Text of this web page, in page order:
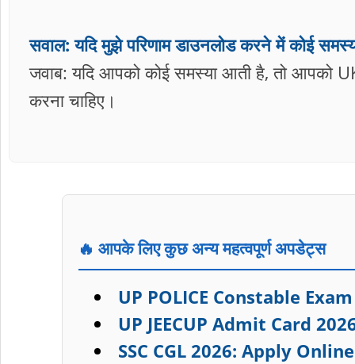
सवाल: यदि मुझे परिणाम डाउनलोड करने में कोई
जवाब: यदि आपको कोई समस्या आती है, तो आपको
करना चाहिए।
🔥 आपके लिए कुछ अन्य महत्वपूर्ण अपडेट्स
UP POLICE Constable
UP JEECUP Admit Card
SSC CGL 2026: Apply